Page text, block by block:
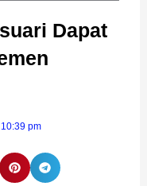
Dapat
10:39 pm